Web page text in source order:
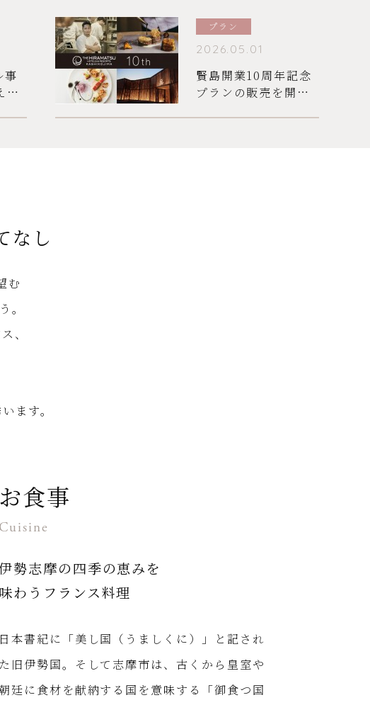
事
ま
プラン
2026.05.01
賢島開業10周年記念
プランの販売を開始
なし
む
。
、
ます。
お食事
Cuisine
勢志摩の四季の恵みを
味わうフランス料理
日本書紀に「美し国（うましくに）」と記され
た旧伊勢国。そして志摩市は、古くから皇室や
廷に食材を献納する国を意味する「御食つ国